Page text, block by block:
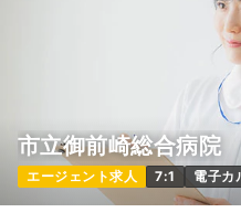
市立御前崎総合病院
エージェント求人 7:1 電子カ